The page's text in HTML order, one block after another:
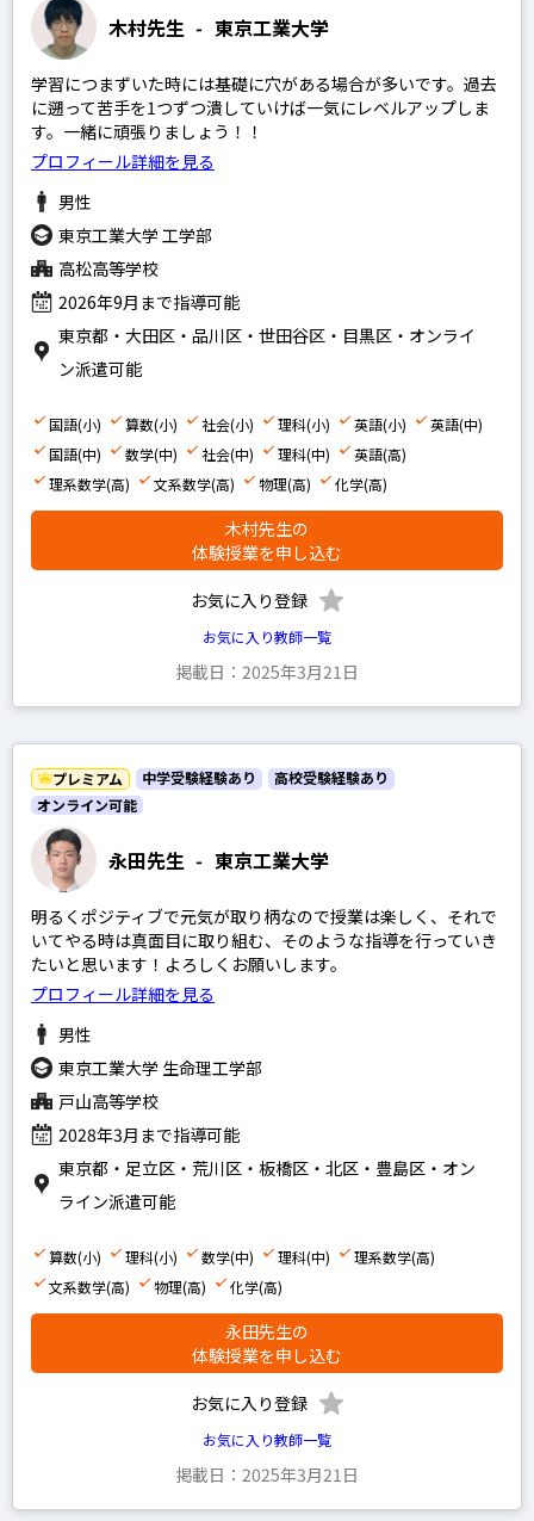
現代文
古文
漢文
理系数学
文系数学
物理
化学
生物
地学
世界史
日本史
地理
政経
女性
プレミアム
プロ
家庭教師経験あり
塾講師経験あり
文系
理系
写真なし
木村先生 - 東京工業大学
学習につまずいた時には基礎に穴がある場合が多いです。過去
に遡って苦手を1つずつ潰していけば一気にレベルアップしま
す。一緒に頑張りましょう！！
プロフィール詳細を見る
男性
東京工業大学 工学部
高松高等学校
2026年9月まで指導可能
東京都・大田区・品川区・世田谷区・目黒区・オンライ
ン派遣可能
国語(小) 算数(小) 社会(小) 理科(小) 英語(小)
英語(中)
国語(中)
数学(中) 社会(中) 理科(中)
英語(高)
理系数学(高)
文系数学(高) 物理(高) 化学(高)
木村先生の
体験授業を申し込む
お気に入り登録
お気に入り教師一覧
掲載日：2025年3月21日
永田先生 - 東京工業大学
プレミアム 中学受験経験あり
高校受験経験あり
オンライン可能
明るくポジティブで元気が取り柄なので授業は楽しく、それで
いてやる時は真面目に取り組む、そのような指導を行っていき
たいと思います！よろしくお願いします。
プロフィール詳細を見る
男性
東京工業大学 生命理工学部
戸山高等学校
2028年3月まで指導可能
東京都・足立区・荒川区・板橋区・北区・豊島区・オン
ライン派遣可能
算数(小) 理科(小) 数学(中) 理科(中)
理系数学(高)
文系数学(高)
物理(高) 化学(高)
永田先生の
体験授業を申し込む
お気に入り登録
お気に入り教師一覧
掲載日：2025年3月21日